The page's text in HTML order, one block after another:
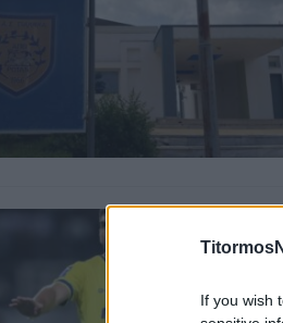
If you wish